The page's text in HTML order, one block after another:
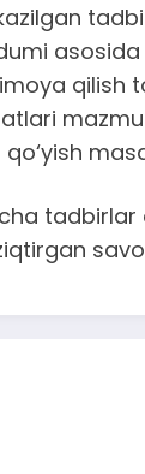
qilish